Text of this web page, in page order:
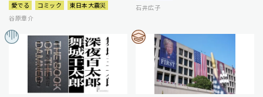
愛でる コミック
東日本大震災
谷原章介
石井広子